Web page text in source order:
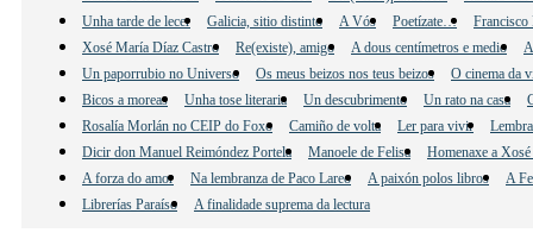
Unha tarde de lecer
Galicia, sitio distinto A Vós Poetízate…
Xosé María Díaz Castro
Re(existe), amigo A dous centímetros e medio
Un paporrubio no Universo
Os meus beizos nos teus beizos
O cinema da
Bicos a moreas
Unha tose literaria Un descubrimento Un rato na casa
Rosalía Morlán no CEIP do Foxo
Camiño de volta Ler para vivir
Dicir don Manuel Reimóndez Portela
Manoele de Felisa
Homenaxe a
A forza do amor
Na lembranza de Paco Lareo A paixón polos libros
A
Librerías Paraíso
A finalidade suprema da lectura